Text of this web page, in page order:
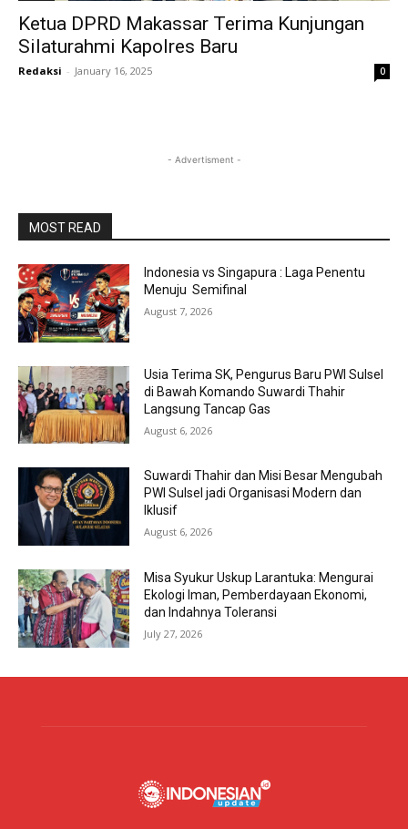
Ketua DPRD Makassar Terima Kunjungan
Silaturahmi Kapolres Baru
Redaksi - January 16, 2025 0
- Advertisment -
MOST READ
Indonesia vs Singapura : Laga Penentu
Menuju Semifinal
August 7, 2026
Usia Terima SK, Pengurus Baru PWI Sulsel
di Bawah Komando Suwardi Thahir
Langsung Tancap Gas
August 6, 2026
Suwardi Thahir dan Misi Besar Mengubah
PWI Sulsel jadi Organisasi Modern dan
Iklusif
August 6, 2026
Misa Syukur Uskup Larantuka: Mengurai
Ekologi Iman, Pemberdayaan Ekonomi,
dan Indahnya Toleransi
July 27, 2026